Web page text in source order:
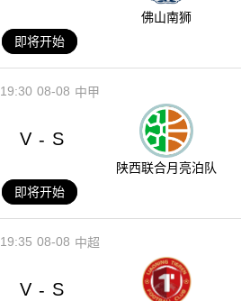
佛山南狮
即将开始
08-08
19:30 中甲
V - S
陕西联合月亮泊队
即将开始
08-08
19:35 中超
V - S